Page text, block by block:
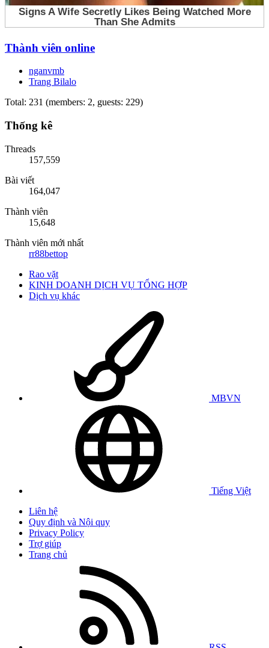
Thành viên online
nganvmb
Trang Bilalo
Total: 231 (members: 2, guests: 229)
Thống kê
Threads
157,559
Bài viết
164,047
Thành viên
15,648
Thành viên mới nhất
rr88bettop
Rao vặt
KINH DOANH DỊCH VỤ TỔNG HỢP
Dịch vụ khác
MBVN
Tiếng Việt
Liên hệ
Quy định và Nội quy
Privacy Policy
Trợ giúp
Trang chủ